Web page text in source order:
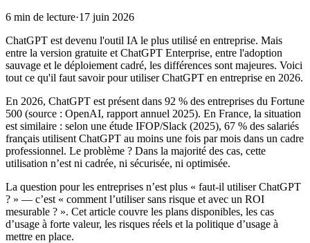
6 min de lecture·17 juin 2026
ChatGPT est devenu l'outil IA le plus utilisé en entreprise. Mais
entre la version gratuite et ChatGPT Enterprise, entre l'adoption
sauvage et le déploiement cadré, les différences sont majeures. Voici
tout ce qu'il faut savoir pour utiliser ChatGPT en entreprise en 2026.
En 2026, ChatGPT est présent dans 92 % des entreprises du Fortune
500 (source : OpenAI, rapport annuel 2025). En France, la situation
est similaire : selon une étude IFOP/Slack (2025), 67 % des salariés
français utilisent ChatGPT au moins une fois par mois dans un cadre
professionnel. Le problème ? Dans la majorité des cas, cette
utilisation n’est ni cadrée, ni sécurisée, ni optimisée.
La question pour les entreprises n’est plus « faut-il utiliser ChatGPT
? » — c’est « comment l’utiliser sans risque et avec un ROI
mesurable ? ». Cet article couvre les plans disponibles, les cas
d’usage à forte valeur, les risques réels et la politique d’usage à
mettre en place.